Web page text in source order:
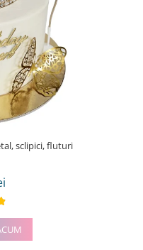
sclipici, fluturi